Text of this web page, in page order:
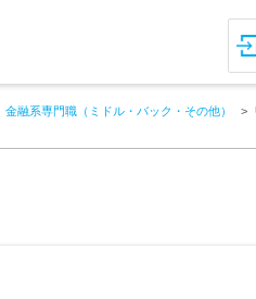
金融系専門職（ミドル・バック・その他）